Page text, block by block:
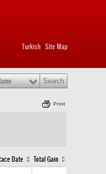
Turkish Site Map
Print
Date Total Gain